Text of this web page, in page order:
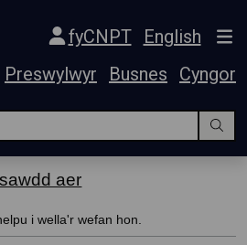
fyCNPT
English
Preswylwyr
Busnes Cyngor
aer
i wella'r wefan hon.